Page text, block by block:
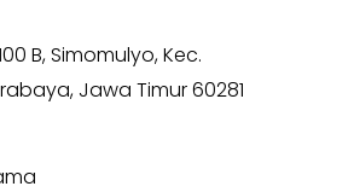
B, Simomulyo, Kec.
Jawa Timur 60281